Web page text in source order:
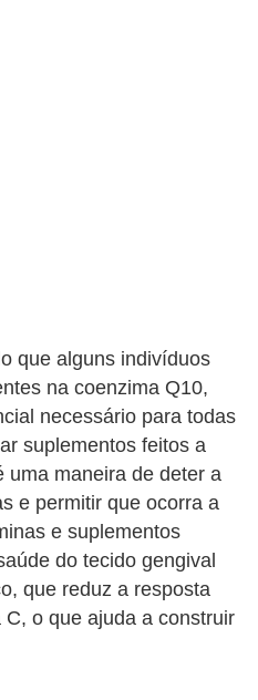
que alguns indivíduos
na coenzima Q10,
necessário para todas
suplementos feitos a
uma maneira de deter a
e permitir que ocorra a
e suplementos
do tecido gengival
que reduz a resposta
o que ajuda a construir